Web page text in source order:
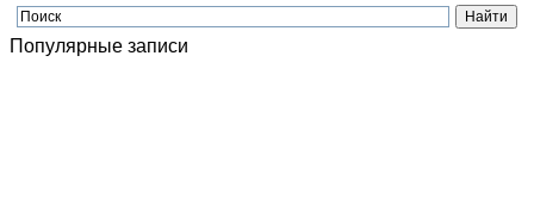
Популярные записи